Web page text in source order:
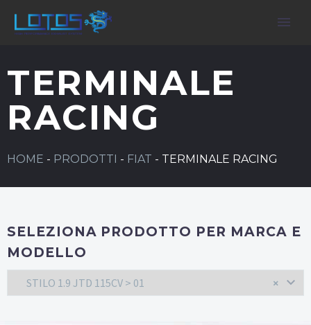
TERMINALE
RACING
HOME - PRODOTTI - FIAT - TERMINALE RACING
SELEZIONA PRODOTTO PER MARCA E
MODELLO
×
STILO 1.9 JTD 115CV > 01